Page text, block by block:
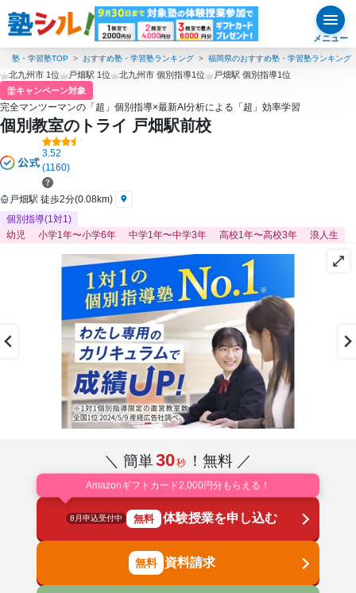
メニュー
塾・学習塾TOP おすすめ塾・学習塾ランキング 福岡県のおすすめ塾・学習塾ランキング
北九州市 1位 戸畑駅 1位 北九州市 個別指導1位
戸畑駅 個別指導1位
キャンペーン対象
完全マンツーマンの「超」個別指導×最新AI分析による「超」効率学習
個別教室のトライ 戸畑駅前校
3.52
(1160)
戸畑駅 徒歩2分(0.08km)
個別指導(1対1)
幼児
小学1年〜小学6年 中学1年〜中学3年 高校1年〜高校3年 浪人生
＼ 簡単30秒 ！無料 ／
Amazonギフトカード2,000円分もらえる！
8月申込受付中 無料 体験授業を申し込む
資料請求